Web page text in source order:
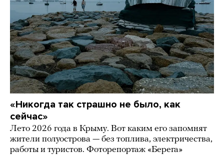
«Никогда так страшно не было, как
сейчас»
Лето 2026 года в Крыму. Вот каким его запомнят
жители полуострова — без топлива, электричества,
работы и туристов. Фоторепортаж «Берега»